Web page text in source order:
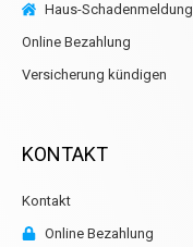
Haus-Schadenmeldung
Online Bezahlung
Versicherung kündigen
KONTAKT
Kontakt
Online Bezahlung